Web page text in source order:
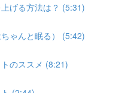
げる方法は？ (5:31)
ゃんと眠る） (5:42)
のススメ (8:21)